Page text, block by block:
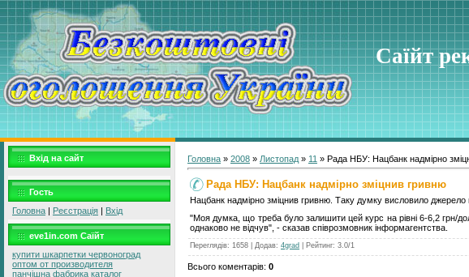
Саїйт
Вхід на сайт
Гость
Головна | Реєстрація | Вхід
eve1in.com Саїйт
купити шкарпетки червоноград
оптом от производителя
панчішна фабрика каталог
Головна » 2008 » Листопад » 11 » Рада НБУ: Нацбанк надмірно
Рада НБУ: Нацбанк надмірно зміцнив гривню
Нацбанк надмірно зміцнив гривню. Таку думку висловило джерело
"Моя думка, що треба було залишити цей курс на рівні 6-6,2 грн/
однаково не відчув", - сказав співрозмовник інформагентства.
Переглядів: 1658 Додав: 4grad Рейтинг: 3.0/1
Всього коментарів: 0